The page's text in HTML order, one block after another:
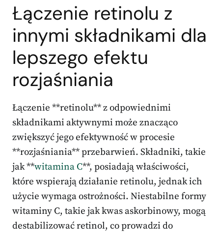
Łączenie retinolu z
innymi składnikami dla
lepszego efektu
rozjaśniania
Łączenie **retinolu** z odpowiednimi
składnikami aktywnymi może znacząco
zwiększyć jego efektywność w procesie
**rozjaśniania** przebarwień. Składniki, takie
jak **witamina C**, posiadają właściwości,
które wspierają działanie retinolu, jednak ich
użycie wymaga ostrożności. Niestabilne formy
witaminy C, takie jak kwas askorbinowy, mogą
destabilizować retinol, co prowadzi do